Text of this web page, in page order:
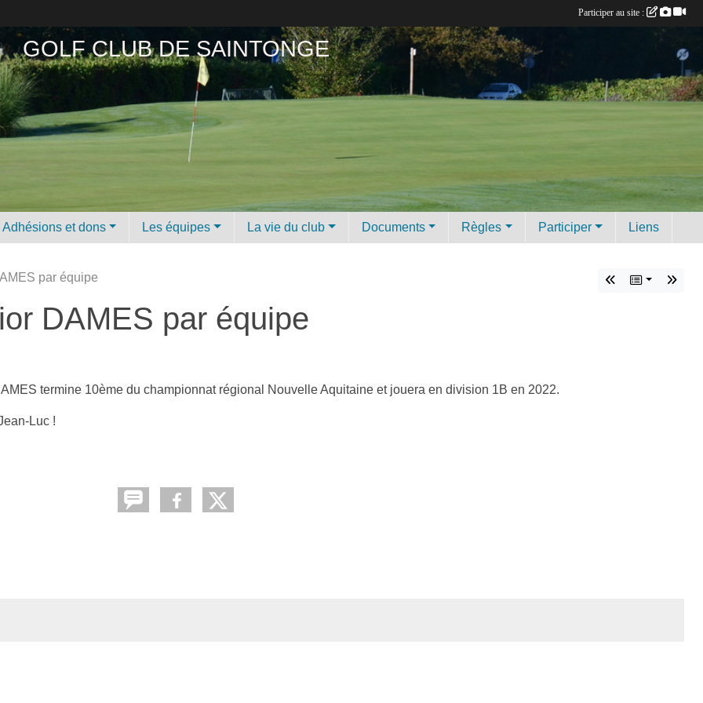
GOLF CLUB DE SAINTONGE
Adhésions et dons Les équipes La vie du club Documents Règles Participer Liens
par équipe
DAMES par équipe
termine 10ème du championnat régional Nouvelle Aquitaine et jouera en division 1B en 2022.
Luc !
Participer au site :